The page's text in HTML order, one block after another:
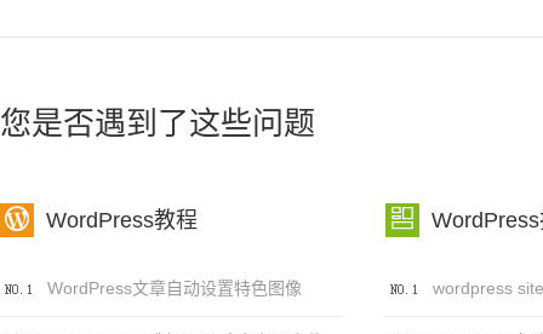
您是否遇到了这些问题
 WordPress教程
WordPress文章自动设置特色图像
